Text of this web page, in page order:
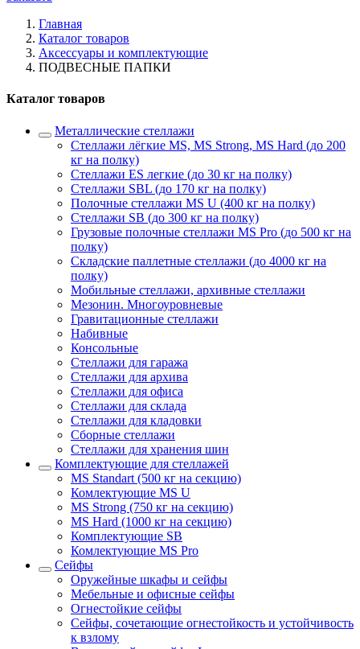
Главная
Каталог товаров
Аксессуары и комплектующие
ПОДВЕСНЫЕ ПАПКИ
Каталог товаров
Металлические стеллажи
Стеллажи лёгкие MS, MS Strong, MS Hard (до 200
кг на полку)
Стеллажи ES легкие (до 30 кг на полку)
Стеллажи SBL (до 170 кг на полку)
Полочные стеллажи MS U (400 кг на полку)
Стеллажи SB (до 300 кг на полку)
Грузовые полочные стеллажи MS Pro (до 500 кг на
полку)
Складские паллетные стеллажи (до 4000 кг на
полку)
Мобильные стеллажи, архивные стеллажи
Мезонин. Многоуровневые
Гравитационные стеллажи
Набивные
Консольные
Стеллажи для гаража
Стеллажи для архива
Стеллажи для офиса
Стеллажи для склада
Стеллажи для кладовки
Сборные стеллажи
Стеллажи для хранения шин
Комплектующие для стеллажей
MS Standart (500 кг на секцию)
Комлектующие MS U
MS Strong (750 кг на секцию)
MS Hard (1000 кг на секцию)
Комплектующие SB
Комлектующие MS Pro
Сейфы
Оружейные шкафы и сейфы
Мебельные и офисные сейфы
Огнестойкие сейфы
Сейфы, сочетающие огнестойкость и устойчивость
к взлому